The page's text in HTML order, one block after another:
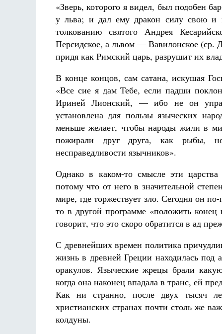
«Зверь, которого я видел, был подобен
у льва; и дал ему дракон силу свою и
толкованию святого Андрея
Персидское, а львом — Вавилонское (ср.
придя как Римский царь, разрушит их
В конце концов, сам сатана, искушая
«Все сие я дам Тебе, если падши
Ириней Лионский, — ибо не он
установлена для пользы языческих
меньше желает, чтобы народы жили в
пожирали друг друга, как рыбы, но
несправедливости язычников».
Однако в каком-то смысле эти царства
потому что от него в значительной
мире, где торжествует зло. Сегодня он
то в другой программе «положить
говорит, что это скоро обратится в ад
С древнейших времен политика
жизнь в древней Греции находилась
оракулов. Языческие жрецы брали
когда она наконец впадала в транс, ей
Как ни странно, после двух тысяч
христианских странах почти столь же
колдуны.